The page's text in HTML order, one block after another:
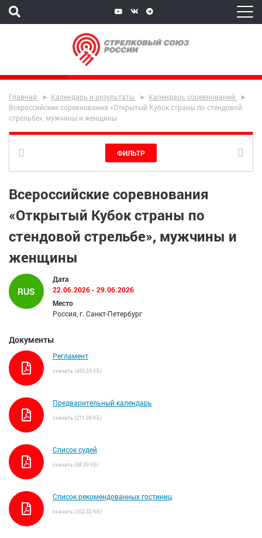
Главная Календарь и результаты
Календарь соревнований
Всероссийские соревнования «Открытый Кубок страны по стендовой
стрельбе», мужчины и женщины
ФИЛЬТР
Всероссийские соревнования
«Открытый Кубок страны по
стендовой стрельбе», мужчины и
женщины
RUS
Дата
22.06.2026 - 29.06.2026
Место
Россия, г. Санкт-Петербург
Документы
Регламент
скачать (495.24 КБ)
Предварительный календарь
скачать (211.36 КБ)
Список судей
скачать (98.39 КБ)
Список рекомендованных гостиниц
скачать (302.32 КБ)